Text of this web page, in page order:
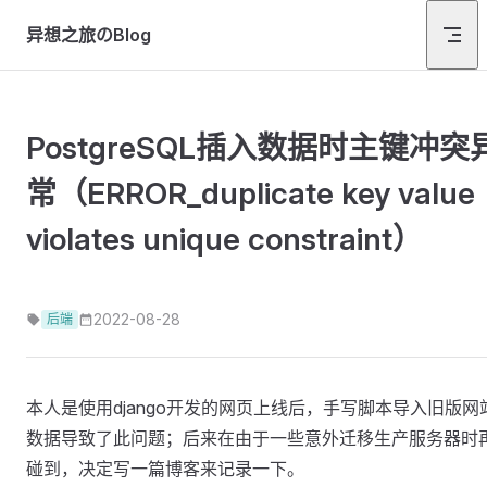
Skip to content
异想之旅のBlog
PostgreSQL插入数据时主键冲突
常（ERROR_duplicate key value
violates unique constraint）
后端 2022-08-28
本人是使用django开发的网页上线后，手写脚本导入旧版网
数据导致了此问题；后来在由于一些意外迁移生产服务器时
碰到，决定写一篇博客来记录一下。